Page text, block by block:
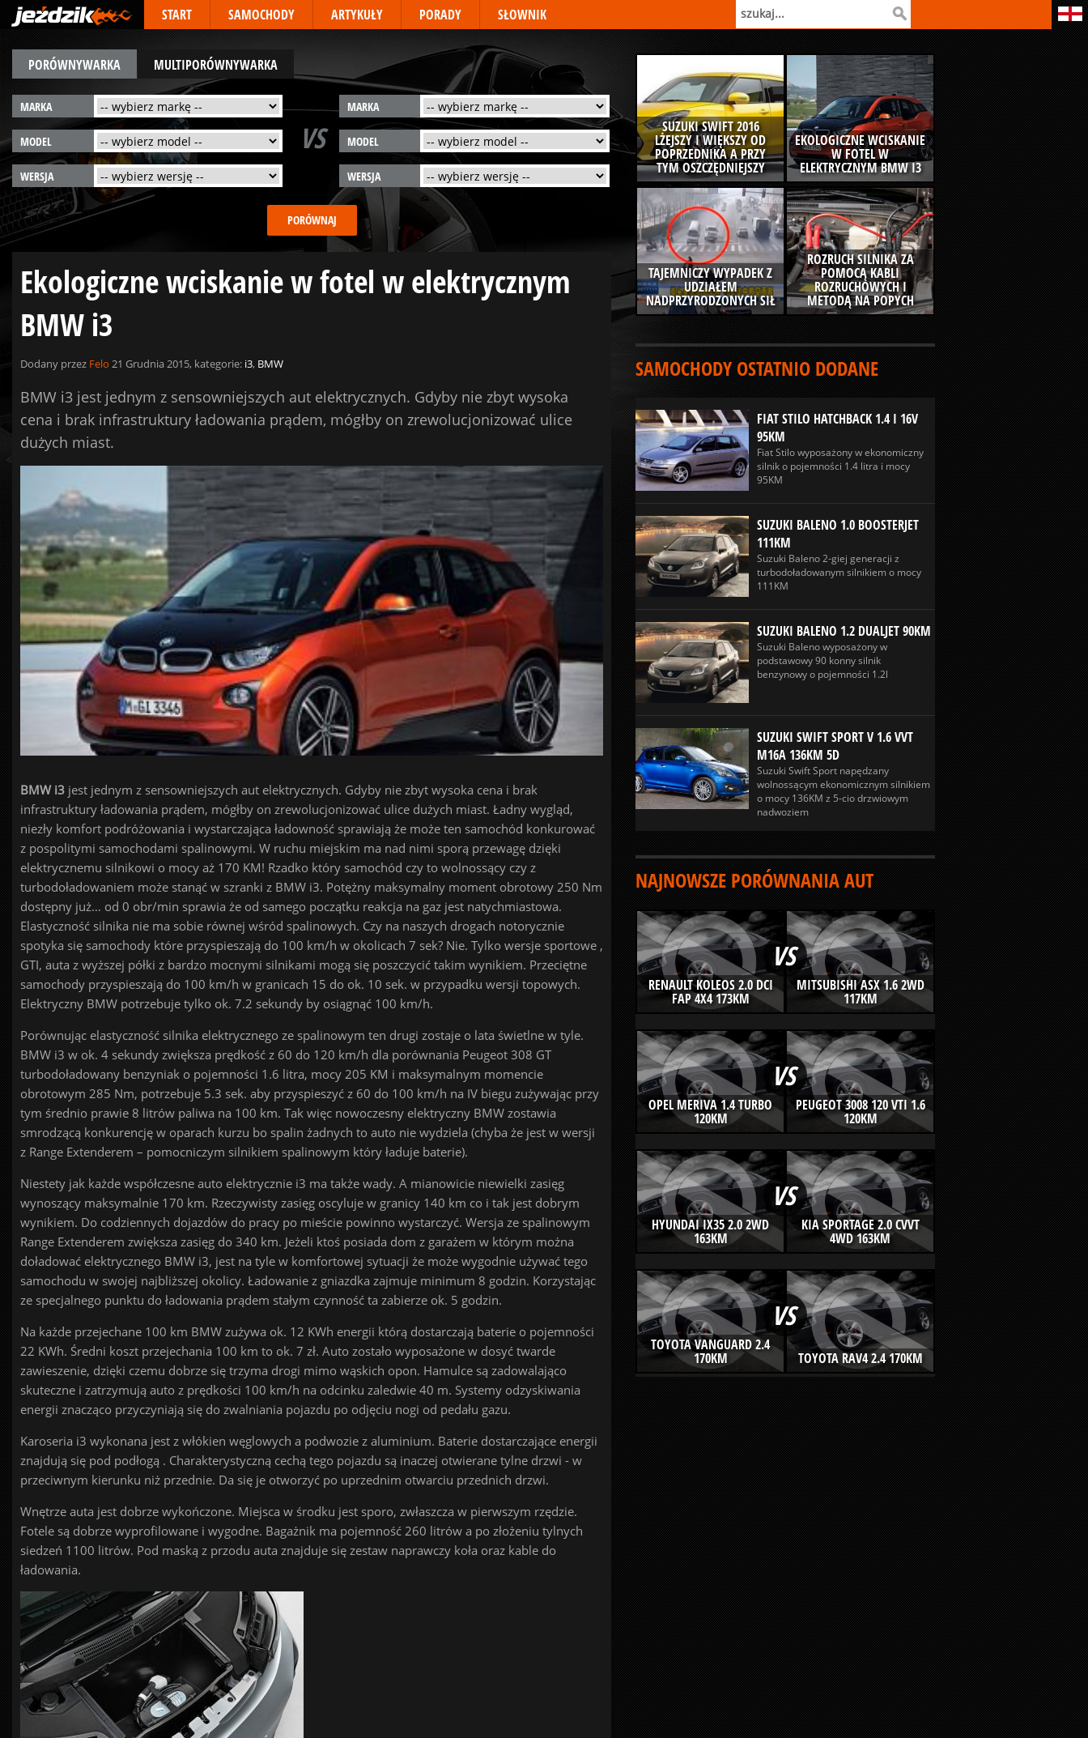
START SAMOCHODY ARTYKUŁY PORADY SŁOWNIK
PORÓWNYWARKA MULTIPORÓWNYWARKA
MARKA
MODEL
WERSJA
VS
MARKA
MODEL
WERSJA
Ekologiczne wciskanie w fotel w elektrycznym
BMW i3
Dodany przez Felo 21 Grudnia 2015, kategorie: i3, BMW
BMW i3 jest jednym z sensowniejszych aut elektrycznych. Gdyby nie zbyt wysoka
cena i brak infrastruktury ładowania prądem, mógłby on zrewolucjonizować ulice
dużych miast.
BMW i3 jest jednym z sensowniejszych aut elektrycznych. Gdyby nie zbyt wysoka cena i brak
infrastruktury ładowania prądem, mógłby on zrewolucjonizować ulice dużych miast. Ładny wygląd,
niezły komfort podróżowania i wystarczająca ładowność sprawiają że może ten samochód konkurować
z pospolitymi samochodami spalinowymi. W ruchu miejskim ma nad nimi sporą przewagę dzięki
elektrycznemu silnikowi o mocy aż 170 KM! Rzadko który samochód czy to wolnossący czy z
turbodoładowaniem może stanąć w szranki z BMW i3. Potężny maksymalny moment obrotowy 250 Nm
dostępny już… od 0 obr/min sprawia że od samego początku reakcja na gaz jest natychmiastowa.
Elastyczność silnika nie ma sobie równej wśród spalinowych. Czy na naszych drogach notorycznie
spotyka się samochody które przyspieszają do 100 km/h w okolicach 7 sek? Nie. Tylko wersje sportowe ,
GTI, auta z wyższej półki z bardzo mocnymi silnikami mogą się poszczycić takim wynikiem. Przeciętne
samochody przyspieszają do 100 km/h w granicach 15 do ok. 10 sek. w przypadku wersji topowych.
Elektryczny BMW potrzebuje tylko ok. 7.2 sekundy by osiągnąć 100 km/h.
Porównując elastyczność silnika elektrycznego ze spalinowym ten drugi zostaje o lata świetlne w tyle.
BMW i3 w ok. 4 sekundy zwiększa prędkość z 60 do 120 km/h dla porównania Peugeot 308 GT
turbodoładowany benzyniak o pojemności 1.6 litra, mocy 205 KM i maksymalnym momencie
obrotowym 285 Nm, potrzebuje 5.3 sek. aby przyspieszyć z 60 do 100 km/h na IV biegu zużywając przy
tym średnio prawie 8 litrów paliwa na 100 km. Tak więc nowoczesny elektryczny BMW zostawia
smrodzącą konkurencję w oparach kurzu bo spalin żadnych to auto nie wydziela (chyba że jest w wersji
z Range Extenderem – pomocniczym silnikiem spalinowym który ładuje baterie).
Niestety jak każde współczesne auto elektrycznie i3 ma także wady. A mianowicie niewielki zasięg
wynoszący maksymalnie 170 km. Rzeczywisty zasięg oscyluje w granicy 140 km co i tak jest dobrym
wynikiem. Do codziennych dojazdów do pracy po mieście powinno wystarczyć. Wersja ze spalinowym
Range Extenderem zwiększa zasięg do 340 km. Jeżeli ktoś posiada dom z garażem w którym można
doładować elektrycznego BMW i3, jest na tyle w komfortowej sytuacji że może wygodnie używać tego
samochodu w swojej najbliższej okolicy. Ładowanie z gniazdka zajmuje minimum 8 godzin. Korzystając
ze specjalnego punktu do ładowania prądem stałym czynność ta zabierze ok. 5 godzin.
Na każde przejechane 100 km BMW zużywa ok. 12 KWh energii którą dostarczają baterie o pojemności
22 KWh. Średni koszt przejechania 100 km to ok. 7 zł. Auto zostało wyposażone w dosyć twarde
zawieszenie, dzięki czemu dobrze się trzyma drogi mimo wąskich opon. Hamulce są zadowalająco
skuteczne i zatrzymują auto z prędkości 100 km/h na odcinku zaledwie 40 m. Systemy odzyskiwania
energii znacząco przyczyniają się do zwalniania pojazdu po odjęciu nogi od pedału gazu.
Karoseria i3 wykonana jest z włókien węglowych a podwozie z aluminium. Baterie dostarczające energii
znajdują się pod podłogą . Charakterystyczną cechą tego pojazdu są inaczej otwierane tylne drzwi - w
przeciwnym kierunku niż przednie. Da się je otworzyć po uprzednim otwarciu przednich drzwi.
Wnętrze auta jest dobrze wykończone. Miejsca w środku jest sporo, zwłaszcza w pierwszym rzędzie.
Fotele są dobrze wyprofilowane i wygodne. Bagażnik ma pojemność 260 litrów a po złożeniu tylnych
siedzeń 1100 litrów. Pod maską z przodu auta znajduje się zestaw naprawczy koła oraz kable do
ładowania.
SUZUKI SWIFT 2016
LŻEJSZY I WIĘKSZY OD
POPRZEDNIKA A PRZY
TYM OSZCZĘDNIEJSZY
EKOLOGICZNE WCISKANIE
W FOTEL W
ELEKTRYCZNYM BMW I3
TAJEMNICZY WYPADEK Z
UDZIAŁEM
NADPRZYRODZONYCH SIŁ
ROZRUCH SILNIKA ZA
POMOCĄ KABLI
ROZRUCHOWYCH I
METODĄ NA POPYCH
SAMOCHODY OSTATNIO DODANE
FIAT STILO HATCHBACK 1.4 I 16V
95KM
Fiat Stilo wyposażony w ekonomiczny
silnik o pojemności 1.4 litra i mocy
95KM
SUZUKI BALENO 1.0 BOOSTERJET
111KM
Suzuki Baleno 2-giej generacji z
turbodoładowanym silnikiem o mocy
111KM
SUZUKI BALENO 1.2 DUALJET 90KM
Suzuki Baleno wyposażony w
podstawowy 90 konny silnik
benzynowy o pojemności 1.2l
SUZUKI SWIFT SPORT V 1.6 VVT
M16A 136KM 5D
Suzuki Swift Sport napędzany
wolnossącym ekonomicznym silnikiem
o mocy 136KM z 5-cio drzwiowym
nadwoziem
NAJNOWSZE PORÓWNANIA AUT
RENAULT KOLEOS 2.0 DCI
FAP 4X4 173KM
MITSUBISHI ASX 1.6 2WD
117KM
VS
OPEL MERIVA 1.4 TURBO
120KM
PEUGEOT 3008 120 VTI 1.6
120KM
VS
HYUNDAI IX35 2.0 2WD
163KM
KIA SPORTAGE 2.0 CVVT
4WD 163KM
VS
TOYOTA VANGUARD 2.4
170KM TOYOTA RAV4 2.4 170KM
VS